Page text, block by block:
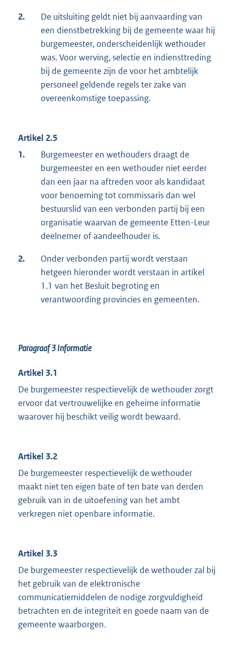
2.
De uitsluiting geldt niet bij aanvaarding van
een dienstbetrekking bij de gemeente waar hij
burgemeester, onderscheidenlijk wethouder
was. Voor werving, selectie en indiensttreding
bij de gemeente zijn de voor het ambtelijk
personeel geldende regels ter zake van
overeenkomstige toepassing.
Artikel 2.5
1.
Burgemeester en wethouders draagt de
burgemeester en een wethouder niet eerder
dan een jaar na aftreden voor als kandidaat
voor benoeming tot commissaris dan wel
bestuurslid van een verbonden partij bij een
organisatie waarvan de gemeente Etten-Leur
deelnemer of aandeelhouder is.
2.
Onder verbonden partij wordt verstaan
hetgeen hieronder wordt verstaan in artikel
1.1 van het Besluit begroting en
verantwoording provincies en gemeenten.
Paragraaf 3Informatie
Artikel 3.1
De burgemeester respectievelijk de wethouder zorgt
ervoor dat vertrouwelijke en geheime informatie
waarover hij beschikt veilig wordt bewaard.
Artikel 3.2
De burgemeester respectievelijk de wethouder
maakt niet ten eigen bate of ten bate van derden
gebruik van in de uitoefening van het ambt
verkregen niet openbare informatie.
Artikel 3.3
De burgemeester respectievelijk de wethouder zal bij
het gebruik van de elektronische
communicatiemiddelen de nodige zorgvuldigheid
betrachten en de integriteit en goede naam van de
gemeente waarborgen.